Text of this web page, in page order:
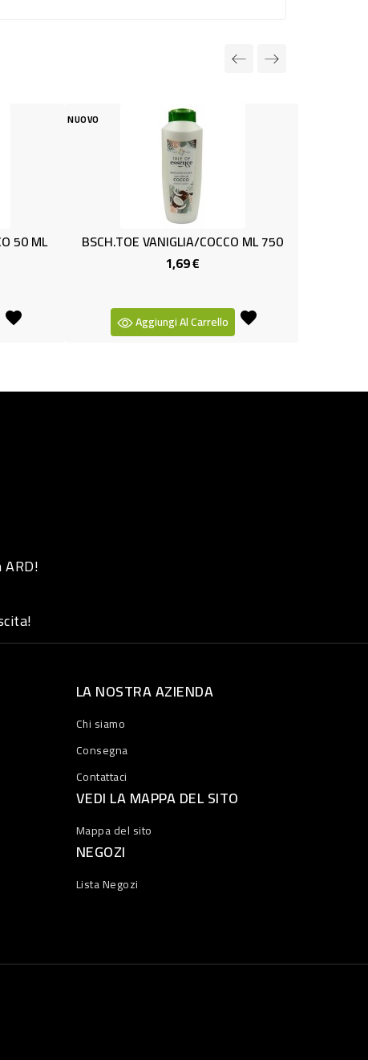
VANIGLIA/COCCO ML 750
Aggiungi Al Carrello
BALSAMO LISCI+RICCI
LA NOSTRA AZIENDA
Chi siamo
Consegna
Contattaci
VEDI LA MAPPA DEL SITO
Mappa del sito
NEGOZI
Lista Negozi